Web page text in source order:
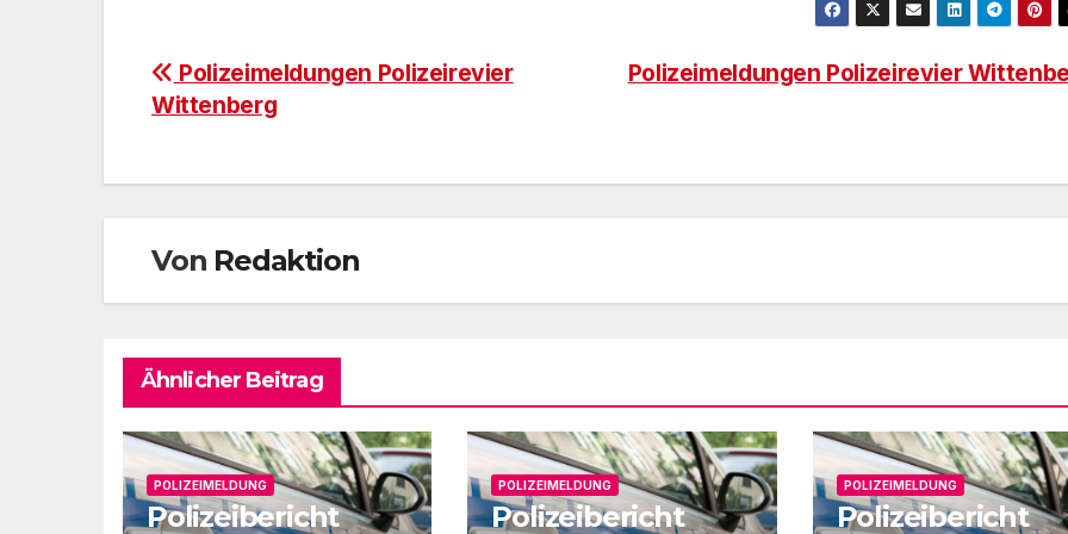
Beitragsnavigation Polizeimeldungen Polizeirevier
Polizeimeldungen Polizeirevier
Wittenberg
Von Redaktion
Ähnlicher Beitrag
POLIZEIMELDUNG
Polizeibericht
POLIZEIMELDUNG
Polizeibericht
POLIZEIMELDUNG
Polizeibericht